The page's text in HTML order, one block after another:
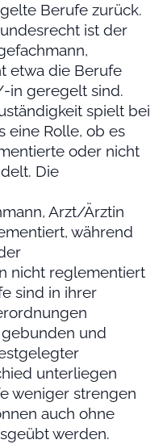
Berufe zurück.
ist der
etwa die Berufe
in geregelt sind.
spielt bei
eine Rolle, ob es
oder nicht
Die
Arzt/Ärztin
während
nicht reglementiert
sind in ihrer
und
unterliegen
weniger strengen
auch ohne
werden.